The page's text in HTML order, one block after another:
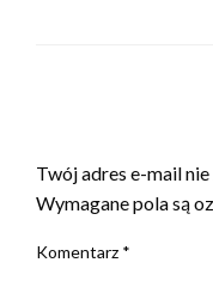
Twój adres e-mail
Wymagane pola są
Komentarz *